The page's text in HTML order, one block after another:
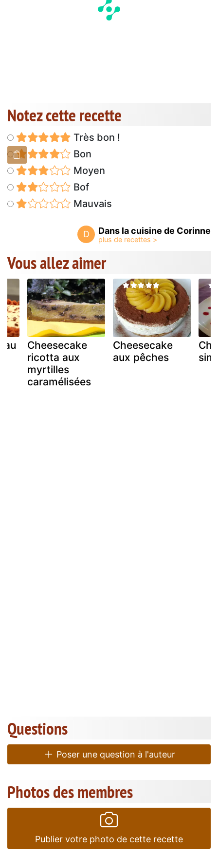
Notez cette recette
Très bon !
Bon
Moyen
Bof
Mauvais
D Dans la cuisine de Corinne
Vous allez aimer
au
Cheesecake
ricotta aux
myrtilles
caramélisées
Cheesecake
aux pêches
Questions
Poser une question à l'auteur
Photos des membres
Publier votre photo de cette recette